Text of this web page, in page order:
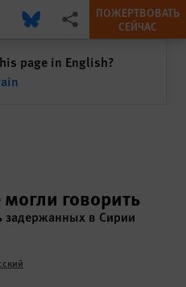
this via Facebook
Share this via Bluesky
Share this via Поделиться
ПОЖЕРТВОВАТЬ
СЕЙЧАС
page in English?
говорить
задержанных в Сирии